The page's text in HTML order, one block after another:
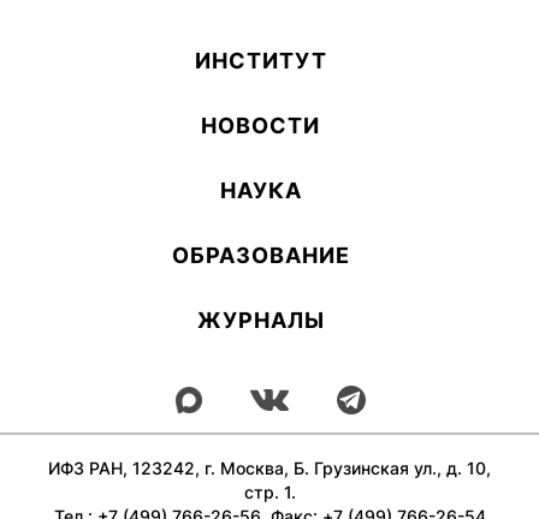
ИН­СТИ­ТУТ
НОВОСТИ
НАУКА
ОБ­РА­ЗОВА­НИЕ
ЖУРНАЛЫ
ИФЗ РАН, 123242, г. Москва, Б. Грузинская ул., д. 10,
стр. 1.